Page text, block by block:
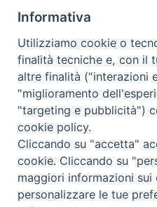
La nostra storia
Statuto
Presidenza e ufficio
Consiglio scientifico
Coordinamento nazionale
Informativa
Utilizziamo cookie o
finalità tecniche e, con il
altre finalità ("interazioni
"miglioramento
"targeting e pubblicità")
cookie policy.
Cliccando su "accetta"
cookie. Cliccando su
maggiori informazioni
personalizzare le tue